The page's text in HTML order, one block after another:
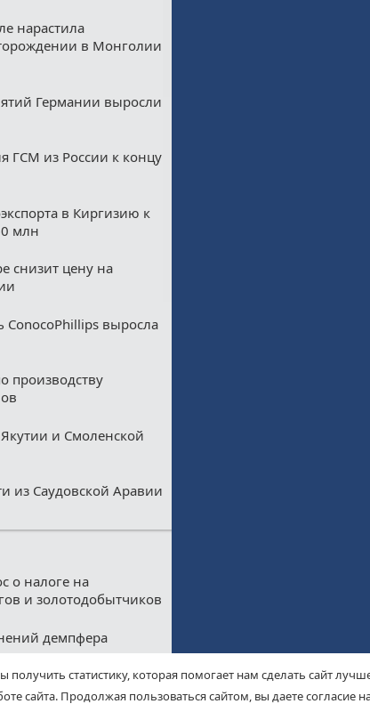
нарастила
в Монголии
Германии выросли
ГСМ из России к концу
в Киргизию к
млн
снизит цену на
ConocoPhillips выросла
производству
и Смоленской
из Саудовской Аравии
о налоге на
и золотодобытчиков
демпфера
льгот для малых
бюджета
статистику, которая помогает нам сделать сайт
сайта. Продолжая пользоваться сайтом, вы даете согласие